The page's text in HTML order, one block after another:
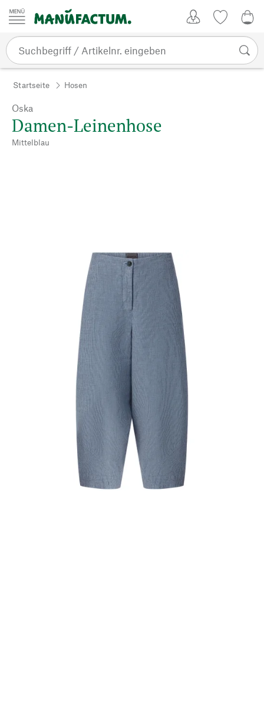
Zum Inhalt springen
Startseite Hosen
Oska
Damen-Leinenhose
Mittelblau